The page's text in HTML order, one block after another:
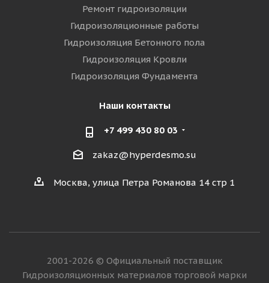
Ремонт гидроизоляции
Гидроизоляционные работы
Гидроизоляция Бетонного пола
Гидроизоляция Кровли
Гидроизоляция Фундамента
Наши контакты
+7 499 430 80 03
zakaz@hyperdesmo.su
Москва, улица Петра Романова 14 стр 1
2001-2026 © Официальный поставщик
Гидроизоляционных материалов торговой марки